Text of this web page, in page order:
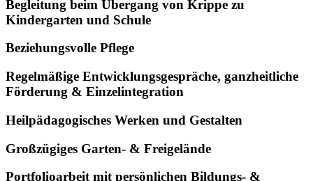
Begleitung beim Übergang von Krippe zu
Kindergarten und Schule
Beziehungsvolle Pflege
Regelmäßige Entwicklungsgespräche, ganzheitliche
Förderung & Einzelintegration
Heilpädagogisches Werken und Gestalten
Großzügiges Garten- & Freigelände
Portfolioarbeit mit persönlichen Bildungs- &